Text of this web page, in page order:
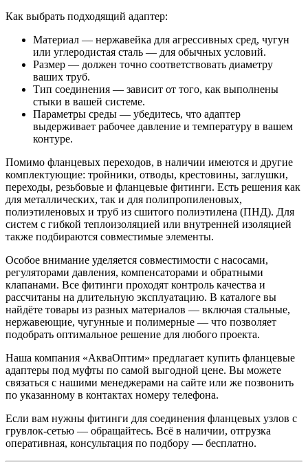
Как выбрать подходящий адаптер:
Материал — нержавейка для агрессивных сред, чугун
или углеродистая сталь — для обычных условий.
Размер — должен точно соответствовать диаметру
ваших труб.
Тип соединения — зависит от того, как выполнены
стыки в вашей системе.
Параметры среды — убедитесь, что адаптер
выдерживает рабочее давление и температуру в вашем
контуре.
Помимо фланцевых переходов, в наличии имеются и другие
комплектующие: тройники, отводы, крестовины, заглушки,
переходы, резьбовые и фланцевые фитинги. Есть решения как
для металлических, так и для полипропиленовых,
полиэтиленовых и труб из сшитого полиэтилена (ПНД). Для
систем с гибкой теплоизоляцией или внутренней изоляцией
также подбираются совместимые элементы.
Особое внимание уделяется совместимости с насосами,
регуляторами давления, компенсаторами и обратными
клапанами. Все фитинги проходят контроль качества и
рассчитаны на длительную эксплуатацию. В каталоге вы
найдёте товары из разных материалов — включая стальные,
нержавеющие, чугунные и полимерные — что позволяет
подобрать оптимальное решение для любого проекта.
Наша компания «АкваОптим» предлагает купить фланцевые
адаптеры под муфты по самой выгодной цене. Вы можете
связаться с нашими менеджерами на сайте или же позвонить
по указанному в контактах номеру телефона.
Если вам нужны фитинги для соединения фланцевых узлов с
грувлок-сетью — обращайтесь. Всё в наличии, отгрузка
оперативная, консультация по подбору — бесплатно.